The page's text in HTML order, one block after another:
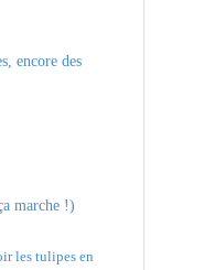
encore des
marche !)
les tulipes en